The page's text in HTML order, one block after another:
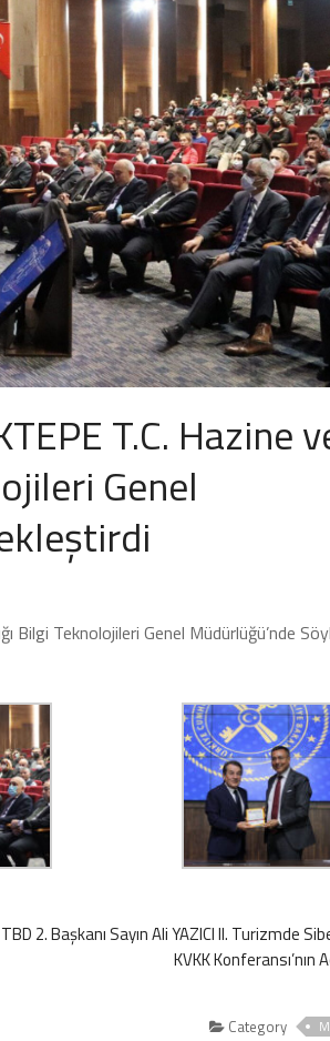
T.C. Hazine
Genel
Bilgi Teknolojileri Genel Müdürlüğü’nde
TBD 2. Başkanı Sayın Ali YAZICI II. Turizmde
KVKK Konferansı’nın
Category